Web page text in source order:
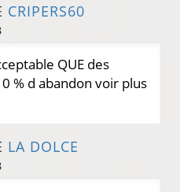
CRIPERS60
QUE des
% d abandon voir plus
LA DOLCE